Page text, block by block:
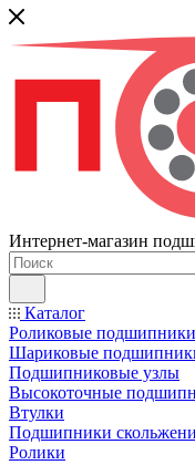
Интернет-магазин
Каталог
Роликовые подшипники
Шариковые
Подшипниковые узлы
Высокоточные
Втулки
Подшипники
Ролики